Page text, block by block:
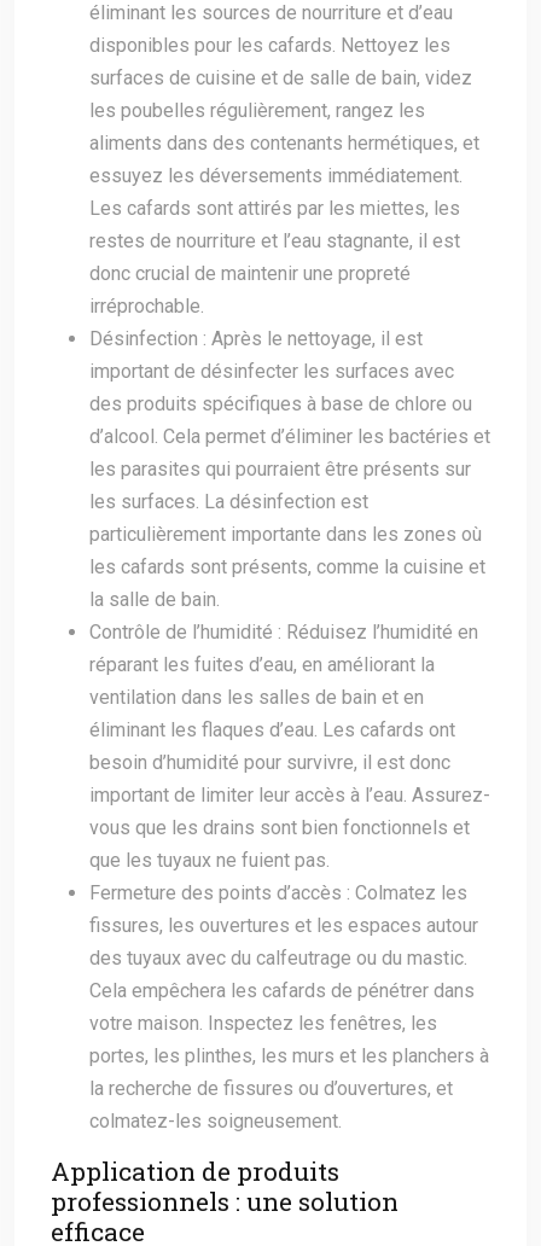
éliminant les sources de nourriture et d’eau
disponibles pour les cafards. Nettoyez les
surfaces de cuisine et de salle de bain, videz
les poubelles régulièrement, rangez les
aliments dans des contenants hermétiques, et
essuyez les déversements immédiatement.
Les cafards sont attirés par les miettes, les
restes de nourriture et l’eau stagnante, il est
donc crucial de maintenir une propreté
irréprochable.
Désinfection : Après le nettoyage, il est
important de désinfecter les surfaces avec
des produits spécifiques à base de chlore ou
d’alcool. Cela permet d’éliminer les bactéries et
les parasites qui pourraient être présents sur
les surfaces. La désinfection est
particulièrement importante dans les zones où
les cafards sont présents, comme la cuisine et
la salle de bain.
Contrôle de l’humidité : Réduisez l’humidité en
réparant les fuites d’eau, en améliorant la
ventilation dans les salles de bain et en
éliminant les flaques d’eau. Les cafards ont
besoin d’humidité pour survivre, il est donc
important de limiter leur accès à l’eau. Assurez-
vous que les drains sont bien fonctionnels et
que les tuyaux ne fuient pas.
Fermeture des points d’accès : Colmatez les
fissures, les ouvertures et les espaces autour
des tuyaux avec du calfeutrage ou du mastic.
Cela empêchera les cafards de pénétrer dans
votre maison. Inspectez les fenêtres, les
portes, les plinthes, les murs et les planchers à
la recherche de fissures ou d’ouvertures, et
colmatez-les soigneusement.
Application de produits
professionnels : une solution
efficace